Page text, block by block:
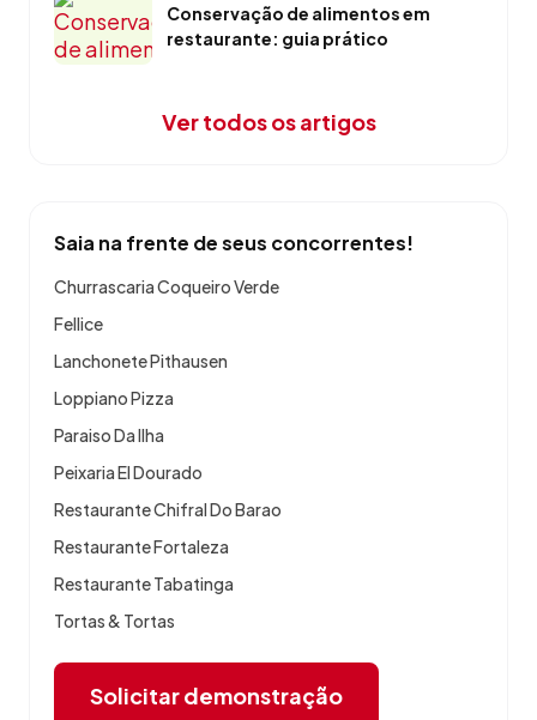
Conservação de alimentos em
restaurante: guia prático
Ver todos os artigos
Saia na frente de seus concorrentes!
Churrascaria Coqueiro Verde
Fellice
Lanchonete Pithausen
Loppiano Pizza
Paraiso Da Ilha
Peixaria El Dourado
Restaurante Chifral Do Barao
Restaurante Fortaleza
Restaurante Tabatinga
Tortas & Tortas
Solicitar demonstração